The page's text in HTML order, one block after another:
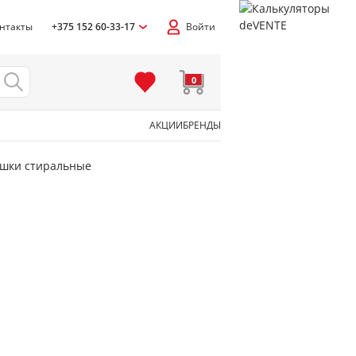
+375 152 60-33-17 Войти
0
АКЦИИБРЕНДЫ
стиральные